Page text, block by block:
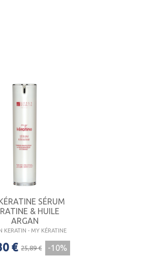
SÉRUM
& HUILE
ARGAN
KERATIN - MY KÉRATINE
€ 25,89 € -10%